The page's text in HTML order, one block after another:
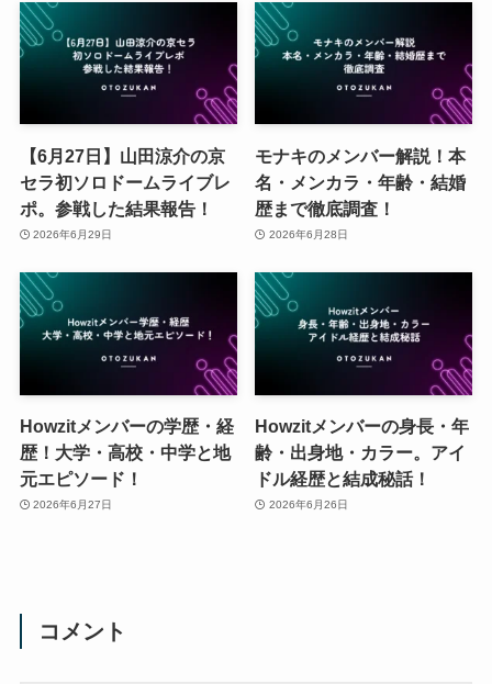
【6月27日】山田涼介の京
セラ初ソロドームライブレ
ポ。参戦した結果報告！
2026年6月29日
モナキのメンバー解説！本
名・メンカラ・年齢・結婚
歴まで徹底調査！
2026年6月28日
Howzitメンバーの学歴・経
歴！大学・高校・中学と地
元エピソード！
2026年6月27日
Howzitメンバーの身長・年
齢・出身地・カラー。アイ
ドル経歴と結成秘話！
2026年6月26日
コメント